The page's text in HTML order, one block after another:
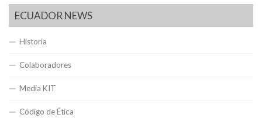
ECUADOR NEWS
Historia
Colaboradores
Media KIT
Código de Ética